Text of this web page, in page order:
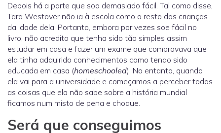
Depois há a parte que soa demasiado fácil. Tal como disse,
Tara Westover não ia à escola como o resto das crianças
da idade dela. Portanto, embora por vezes soe fácil no
livro, não acredito que tenha sido tão simples assim
estudar em casa e fazer um exame que comprovava que
ela tinha adquirido conhecimentos como tendo sido
educada em casa (homeschooled). No entanto, quando
ela vai para a universidade e começamos a perceber todas
as coisas que ela não sabe sobre a história mundial
ficamos num misto de pena e choque.
Será que conseguimos